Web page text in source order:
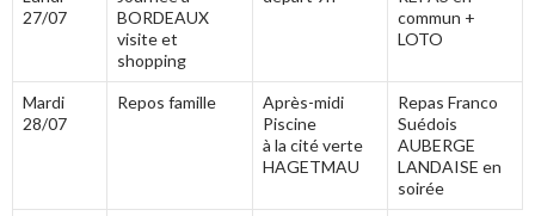
27/07
BORDEAUX
visite et
shopping
commun +
LOTO
Mardi
28/07
Repos famille
Après-midi
Piscine
à la cité verte
HAGETMAU
Repas Franco
Suédois
AUBERGE
LANDAISE en
soirée